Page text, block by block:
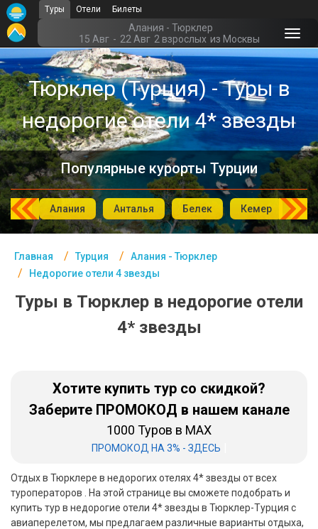
Туры Отели Билеты
Алания - Тюрклер
15 Авг - 22 Авг 2 взрослых из Москвы
Тюрклер (Турция) - Туры в
недорогие отели 4* звезды
Популярные курорты Турции
Алания Анталья Белек Кемер
Главная Турция
Алания - Тюрклер
Недорогие отели 4 звезды
Туры в Тюрклер в недорогие отели
4* звезды
Хотите купить тур со скидкой?
Заберите ПРОМОКОД в нашем канале
1000 Туров в MAX
ПРОМОКОД НА 3% - ЗДЕСЬ
Отдых в Тюрклере в недорогих отелях 4* звезды от всех
туроператоров . На этой странице вы сможете подобрать и
купить тур в недорогие отели 4* звезды в Тюрклер-Турция с
авиаперелетом, мы предлагаем различные варианты отдыха,
Главная
Турция- Курорты
Офис г. Москва
Помощь
Подборки отелей
Турция
Таиланд
ОАЭ
Египет
Хайнань
Занзибар
Абхазия